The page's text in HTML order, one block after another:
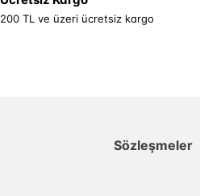
200 TL ve üzeri ücretsiz kargo
Sözleşmeler